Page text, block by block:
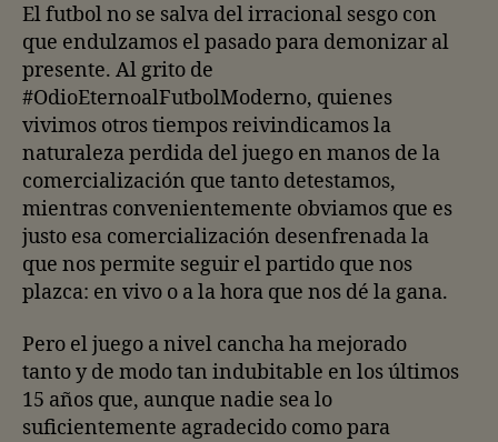
El futbol no se salva del irracional sesgo con
que endulzamos el pasado para demonizar al
presente. Al grito de
#OdioEternoalFutbolModerno, quienes
vivimos otros tiempos reivindicamos la
naturaleza perdida del juego en manos de la
comercialización que tanto detestamos,
mientras convenientemente obviamos que es
justo esa comercialización desenfrenada la
que nos permite seguir el partido que nos
plazca: en vivo o a la hora que nos dé la gana.
Pero el juego a nivel cancha ha mejorado
tanto y de modo tan indubitable en los últimos
15 años que, aunque nadie sea lo
suficientemente agradecido como para